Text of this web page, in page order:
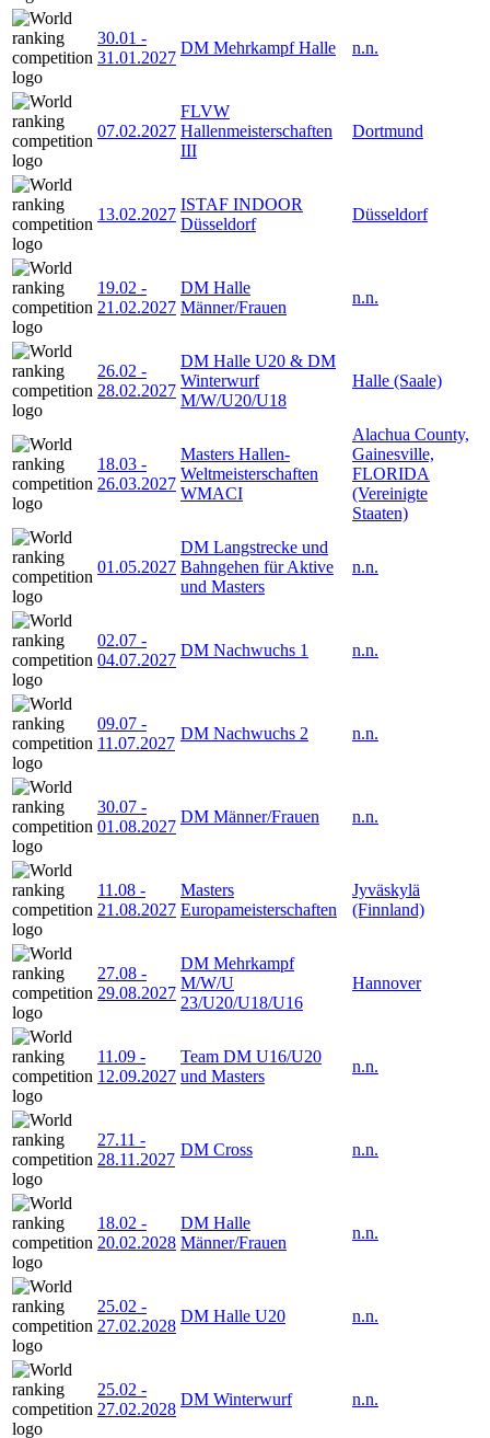
30.01 -
31.01.2027
DM Mehrkampf Halle n.n.
07.02.2027
FLVW
Hallenmeisterschaften
III
Dortmund
13.02.2027
ISTAF INDOOR
Düsseldorf
Düsseldorf
19.02 -
21.02.2027
DM Halle
Männer/Frauen
n.n.
26.02 -
28.02.2027
DM Halle U20 & DM
Winterwurf
M/W/U20/U18
Halle (Saale)
18.03 -
26.03.2027
Masters Hallen-
Weltmeisterschaften
WMACI
Alachua County,
Gainesville,
FLORIDA
(Vereinigte
Staaten)
01.05.2027
DM Langstrecke und
Bahngehen für Aktive
und Masters
n.n.
02.07 -
04.07.2027
DM Nachwuchs 1 n.n.
09.07 -
11.07.2027
DM Nachwuchs 2 n.n.
30.07 -
01.08.2027
DM Männer/Frauen n.n.
11.08 -
21.08.2027
Masters
Europameisterschaften
Jyväskylä
(Finnland)
27.08 -
29.08.2027
DM Mehrkampf
M/W/U
23/U20/U18/U16
Hannover
11.09 -
12.09.2027
Team DM U16/U20
und Masters
n.n.
27.11 -
28.11.2027
DM Cross n.n.
18.02 -
20.02.2028
DM Halle
Männer/Frauen
n.n.
25.02 -
27.02.2028
DM Halle U20 n.n.
25.02 -
27.02.2028
DM Winterwurf n.n.